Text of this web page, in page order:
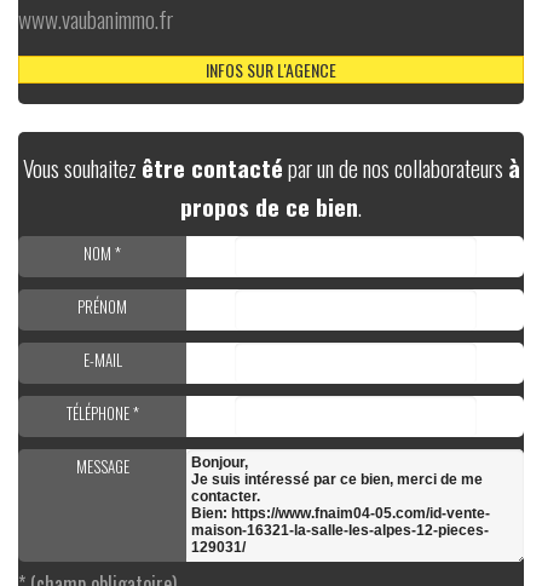
www.vaubanimmo.fr
INFOS SUR L'AGENCE
Vous souhaitez être contactépar un de nos collaborateurs à
propos de ce bien.
NOM *
PRÉNOM
E-MAIL
TÉLÉPHONE *
MESSAGE